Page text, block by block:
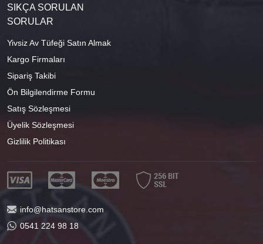
SIKÇA SORULAN
SORULAR
Yivsiz Av Tüfeği Satın Almak
Kargo Firmaları
Sipariş Takibi
Ön Bilgilendirme Formu
Satış Sözleşmesi
Üyelik Sözleşmesi
Gizlilik Politikası
info@hatsanstore.com
0541 224 98 18